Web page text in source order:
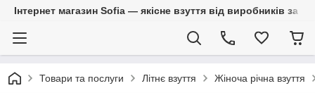
Інтернет магазин Sofia — якісне взуття від виробників за
Товари та послуги Літнє взуття Жіноча річна взуття